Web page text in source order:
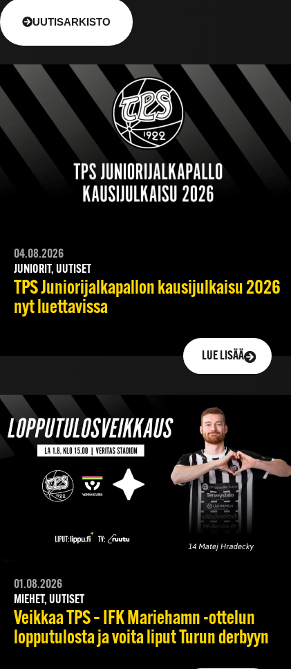
UUTISARKISTO
04.08.2026
JUNIORIT, UUTISET
TPS Juniorijalkapallon kausijulkaisu 2026
nyt luettavissa
LUE LISÄÄ
01.08.2026
MIEHET, UUTISET
Veikkaa TPS – IFK Mariehamn -ottelun
lopputulosta ja voita liput Turun derbyyn